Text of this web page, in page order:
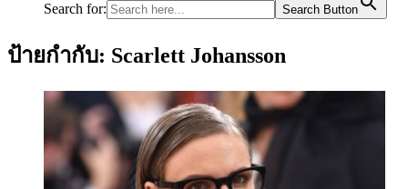
Search for: Search Button
ป้ายกำกับ: Scarlett Johansson